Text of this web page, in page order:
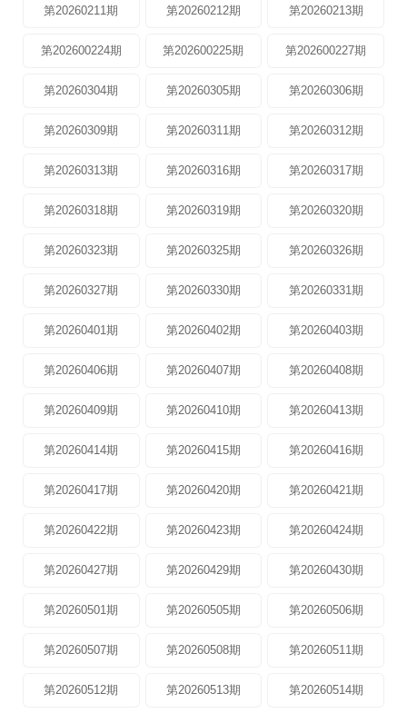
第20260211期 第20260212期 第20260213期
第202600224期 第202600225期 第202600227期
第20260304期 第20260305期 第20260306期
第20260309期 第20260311期 第20260312期
第20260313期 第20260316期 第20260317期
第20260318期 第20260319期 第20260320期
第20260323期 第20260325期 第20260326期
第20260327期 第20260330期 第20260331期
第20260401期 第20260402期 第20260403期
第20260406期 第20260407期 第20260408期
第20260409期 第20260410期 第20260413期
第20260414期 第20260415期 第20260416期
第20260417期 第20260420期 第20260421期
第20260422期 第20260423期 第20260424期
第20260427期 第20260429期 第20260430期
第20260501期 第20260505期 第20260506期
第20260507期 第20260508期 第20260511期
第20260512期 第20260513期 第20260514期